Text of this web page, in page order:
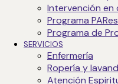
Intervención en
Programa PARes
Programa de
SERVICIOS
Enfermería
Ropería y
Atención
de cookies a través de tu
7.1 Gestiona tus ajustes de
Has cargado la política de
8. Activación/desactivación
Puedes utilizar tu navegador